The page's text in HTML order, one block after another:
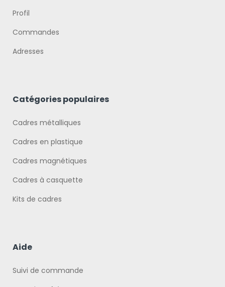
Profil
Commandes
Adresses
Catégories populaires
Cadres métalliques
Cadres en plastique
Cadres magnétiques
Cadres à casquette
Kits de cadres
Aide
Suivi de commande